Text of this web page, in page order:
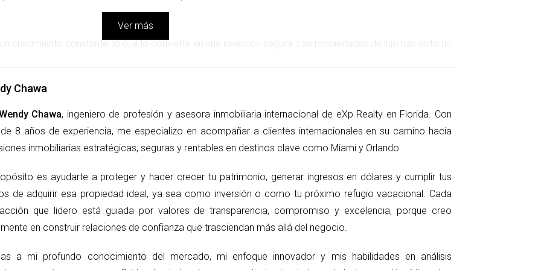
crecimiento constante, lo que lo convierte en una inversión segura. Las propiedades de lujo han visto un
la confianza del mercado. Esto significa que no solo puedes disfrutar de tu hogar durante tus
con el tiempo.
Miami como tu próxima inversión es su entorno fiscal favorable. Florida no tiene impuesto sobre la
conservar una mayor parte de sus ingresos. Esta ventaja fiscal ha atraído a muchos multimillonarios
del estilo de vida lujoso que ofrece la ciudad.
de Miami. Desde artistas hasta deportistas profesionales, muchos han elegido hacer de esta ciudad su
Ver más
Chawa
Chawa, ingeniero de profesión y asesora inmobiliaria internacional de eXp Realty en Florida. Con
8 años de experiencia, me especializo en acompañar a clientes internacionales en su camino hacia
inmobiliarias estratégicas, seguras y rentables en destinos clave como Miami y Orlando.
es ayudarte a proteger y hacer crecer tu patrimonio, generar ingresos en dólares y cumplir tus
de adquirir esa propiedad ideal, ya sea como inversión o como tu próximo refugio vacacional. Cada
que lidero está guiada por valores de transparencia, compromiso y excelencia, porque creo
en construir relaciones de confianza que trasciendan más allá del negocio.
a mi profundo conocimiento del mercado, mi enfoque innovador y mis habilidades en análisis